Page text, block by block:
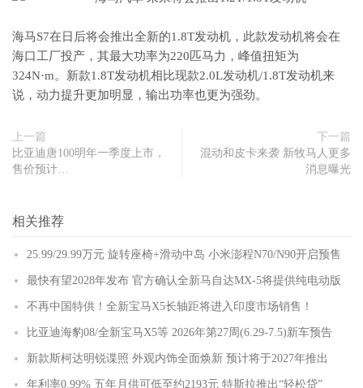
海马S7在日后将会推出全新的1.8T发动机，此款发动机将会在
海口工厂投产，其最大功率为220匹马力，峰值扭矩为
324N·m。新款1.8T发动机相比现款2.0L发动机/1.8T发动机来
说，动力提升更加明显，输出功率也更为强劲。
上一篇
比亚迪唐100明年一季度上市，
售价预计…
下一篇
混动和皮卡来袭 新牧马人更多
消息曝光
相关推荐
25.99/29.99万元 旋转座椅+滑动中岛 小米澎程N70/N90开启预售
最快有望2028年发布 官方确认全新马自达MX-5将提供纯电动版
不再中国特供！全新宝马X5长轴距将进入印度市场销售！
比亚迪海豹08/全新宝马X5等 2026年第27周(6.29-7.5)新车预告
新款斯柯达明锐谍照 外观内饰全面焕新 预计将于2027年推出
年利率0.99% 五年月供可低至约2193元 特斯拉推出“轻松贷”